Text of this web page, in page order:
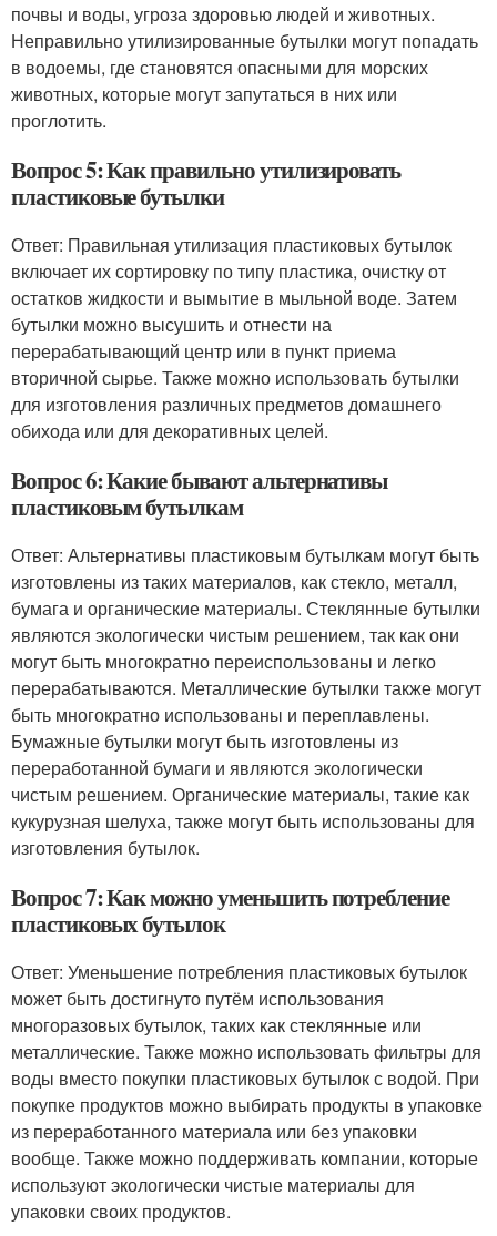
почвы и воды, угроза здоровью людей и животных.
Неправильно утилизированные бутылки могут попадать
в водоемы, где становятся опасными для морских
животных, которые могут запутаться в них или
проглотить.
Вопрос 5: Как правильно утилизировать
пластиковые бутылки
Ответ: Правильная утилизация пластиковых бутылок
включает их сортировку по типу пластика, очистку от
остатков жидкости и вымытие в мыльной воде. Затем
бутылки можно высушить и отнести на
перерабатывающий центр или в пункт приема
вторичной сырье. Также можно использовать бутылки
для изготовления различных предметов домашнего
обихода или для декоративных целей.
Вопрос 6: Какие бывают альтернативы
пластиковым бутылкам
Ответ: Альтернативы пластиковым бутылкам могут быть
изготовлены из таких материалов, как стекло, металл,
бумага и органические материалы. Стеклянные бутылки
являются экологически чистым решением, так как они
могут быть многократно переиспользованы и легко
перерабатываются. Металлические бутылки также могут
быть многократно использованы и переплавлены.
Бумажные бутылки могут быть изготовлены из
переработанной бумаги и являются экологически
чистым решением. Органические материалы, такие как
кукурузная шелуха, также могут быть использованы для
изготовления бутылок.
Вопрос 7: Как можно уменьшить потребление
пластиковых бутылок
Ответ: Уменьшение потребления пластиковых бутылок
может быть достигнуто путём использования
многоразовых бутылок, таких как стеклянные или
металлические. Также можно использовать фильтры для
воды вместо покупки пластиковых бутылок с водой. При
покупке продуктов можно выбирать продукты в упаковке
из переработанного материала или без упаковки
вообще. Также можно поддерживать компании, которые
используют экологически чистые материалы для
упаковки своих продуктов.